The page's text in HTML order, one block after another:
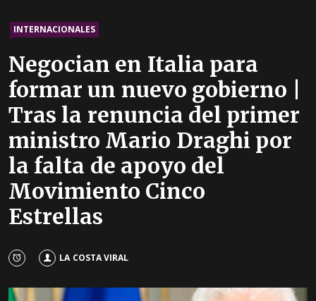
INTERNACIONALES
Negocian en Italia para
formar un nuevo gobierno |
Tras la renuncia del primer
ministro Mario Draghi por
la falta de apoyo del
Movimiento Cinco
Estrellas
LA COSTA VIRAL